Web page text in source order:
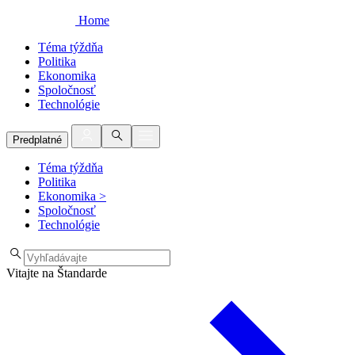
Home
Téma týždňa
Politika
Ekonomika
Spoločnosť
Technológie
Predplatné
Téma týždňa
Politika
Ekonomika >
Spoločnosť
Technológie
Vitajte na Štandarde